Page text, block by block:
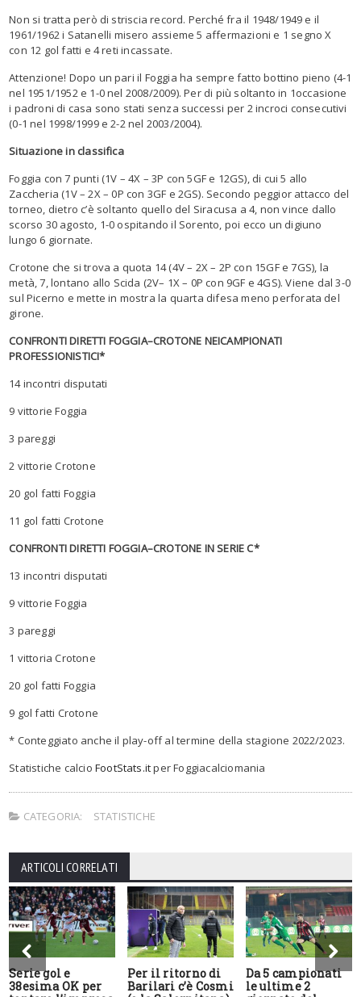
Non si tratta però di striscia record. Perché fra il 1948/1949 e il
1961/1962 i Satanelli misero assieme 5 affermazioni e 1 segnoX
con 12 gol fatti e 4 reti incassate.
Attenzione! Dopo un pari il Foggia ha sempre fatto bottino pieno (4-1
nel 1951/1952 e 1-0 nel 2008/2009). Per di più soltantoin 1occasione
i padroni di casa sono stati senza successi per 2 incroci consecutivi
(0-1 nel 1998/1999 e 2-2 nel 2003/2004).
Situazione in classifica
Foggia con 7 punti (1V – 4X – 3P con 5GF e 12GS), di cui 5 allo
Zaccheria (1V– 2X– 0P con 3GF e 2GS). Secondo peggior attacco del
torneo, dietro c’è soltanto quello del Siracusa a 4, non vince dallo
scorso 30 agosto, 1-0 ospitando il Sorento, poi ecco un digiuno
lungo 6 giornate.
Crotone che si trova a quota 14 (4V– 2X– 2P con 15GFe 7GS), la
metà, 7,lontano allo Scida (2V– 1X– 0P con 9GF e 4GS). Viene dal 3-0
sul Picerno e mette in mostra la quarta difesa menoperforata del
girone.
CONFRONTI DIRETTI FOGGIA–CROTONE NEICAMPIONATI
PROFESSIONISTICI*
14incontri disputati
9 vittorie Foggia
3 pareggi
2 vittorie Crotone
20 gol fatti Foggia
11 gol fatti Crotone
CONFRONTI DIRETTI FOGGIA–CROTONE IN SERIE C*
13 incontri disputati
9 vittorie Foggia
3 pareggi
1 vittoria Crotone
20 gol fatti Foggia
9 gol fatti Crotone
* Conteggiato anche il play-off al termine della stagione 2022/2023.
Statistiche calcio FootStats.itperFoggiacalciomania
CATEGORIA: STATISTICHE
ARTICOLI CORRELATI
Serie gol e
38esima OK per
Per il ritorno di
Barilari c’è Cosmi
Da 5 campionati
le ultime 2